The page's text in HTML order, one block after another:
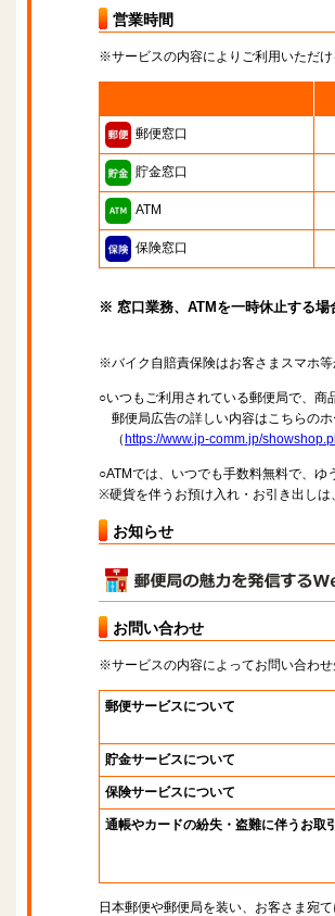
営業時間
※サービスの内容によりご利用いただ
郵便窓口
貯金窓口
ATM
保険窓口
※ 窓口業務、ATMを一時休止する場
※バイク自賠責保険はお客さまスマホ
○いつもご利用されている郵便局で、
郵便局広告の詳しい内容はこちらの
（ https://www.jp-comm.jp/
○ATMでは、いつでも手数料無料で、
※硬貨を伴うお預け入れ・お引き出し
お知らせ
お問い合わせ
※サービスの内容によってお問い合わ
郵便サービスについて
貯金サービスについて
保険サービスについて
通帳やカードの紛失・盗難に伴うお取
日本郵便や郵便局を装い、お客さま宛